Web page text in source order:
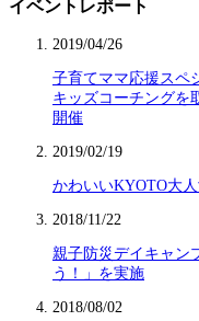
イベントレポート
2019/04/26
子育てママ応援スペ
キッズコーチングを
開催
2019/02/19
かわいいKYOTO大
2018/11/22
親子防災デイキャン
う！」を実施
2018/08/02